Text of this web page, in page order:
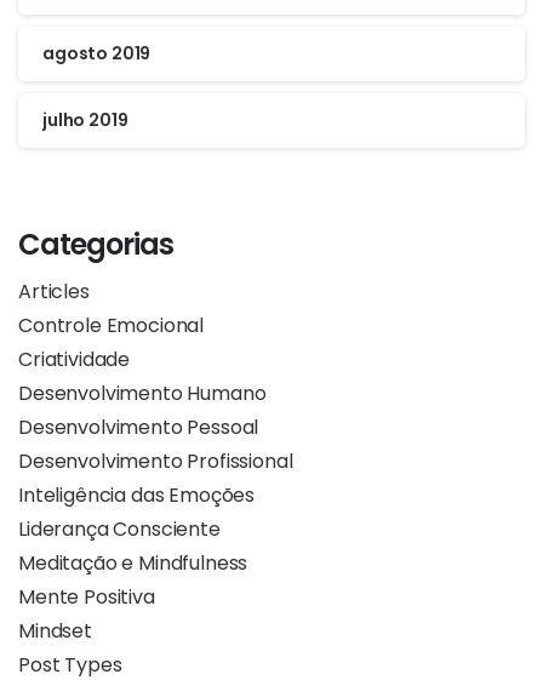
agosto 2019
julho 2019
Categorias
Articles
Controle Emocional
Criatividade
Desenvolvimento Humano
Desenvolvimento Pessoal
Desenvolvimento Profissional
Inteligência das Emoções
Liderança Consciente
Meditação e Mindfulness
Mente Positiva
Mindset
Post Types